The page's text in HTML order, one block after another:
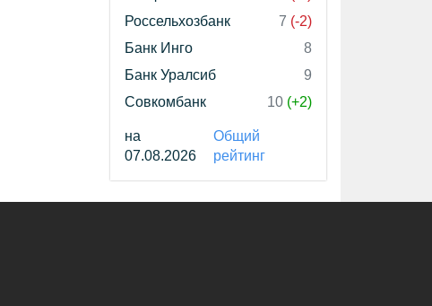
Россельхозбанк
7 (-2)
Банк Инго
8
Банк Уралсиб
9
Совкомбанк
10 (+2)
на
07.08.2026
Общий
рейтинг